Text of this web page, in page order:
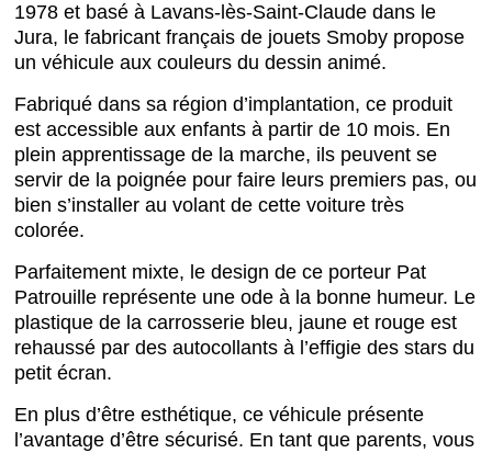
1978 et basé à Lavans-lès-Saint-Claude dans le
Jura, le fabricant français de jouets Smoby propose
un véhicule aux couleurs du dessin animé.
Fabriqué dans sa région d’implantation, ce produit
est accessible aux enfants à partir de 10 mois. En
plein apprentissage de la marche, ils peuvent se
servir de la poignée pour faire leurs premiers pas, ou
bien s’installer au volant de cette voiture très
colorée.
Parfaitement mixte, le design de ce porteur Pat
Patrouille représente une ode à la bonne humeur. Le
plastique de la carrosserie bleu, jaune et rouge est
rehaussé par des autocollants à l’effigie des stars du
petit écran.
En plus d’être esthétique, ce véhicule présente
l’avantage d’être sécurisé. En tant que parents, vous